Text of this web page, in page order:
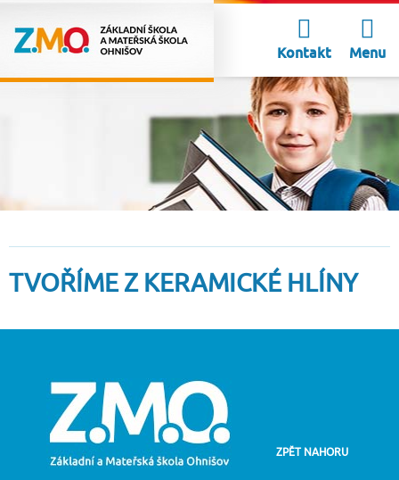
Menu
Kontakt
TVOŘÍME Z KERAMICKÉ HLÍNY
ZPĚT NAHORU